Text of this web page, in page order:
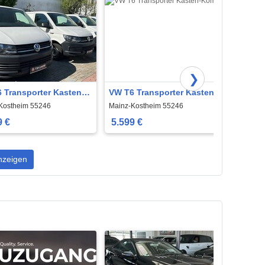
Transporter Kasten-
lang |PDC|KLIMA|
55246
€
VW T6 Transporter Kasten-
Kombi lang |PDC|KLIMA|
Mainz-Kostheim 55246
5.599 €
❯